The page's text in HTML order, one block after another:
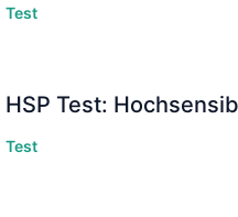
Test
HSP Test:
Test